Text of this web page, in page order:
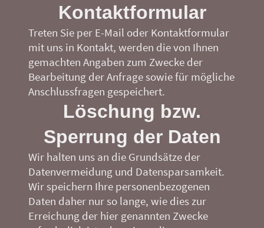
Kontaktformular
Treten Sie per E-Mail oder Kontaktformular
mit uns in Kontakt, werden die von Ihnen
gemachten Angaben zum Zwecke der
Bearbeitung der Anfrage sowie für mögliche
Anschlussfragen gespeichert.
Löschung bzw.
Sperrung der Daten
Wir halten uns an die Grundsätze der
Datenvermeidung und Datensparsamkeit.
Wir speichern Ihre personenbezogenen
Daten daher nur so lange, wie dies zur
Erreichung der hier genannten Zwecke